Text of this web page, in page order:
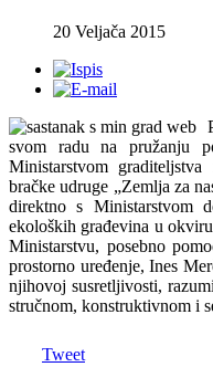
20 Veljača 2015
svom radu na pružanju
Ministarstvom
bračke udruge „Zemlja za
direktno s Ministarstvom
ekoloških građevina u
Ministarstvu, posebno
prostorno uređenje, Ines
njihovoj susretljivosti,
stručnom, konstruktivnom i
Tweet